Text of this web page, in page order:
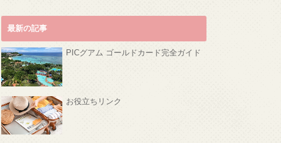
最新の記事
PICグアム ゴールドカード完全ガイド
お役立ちリンク